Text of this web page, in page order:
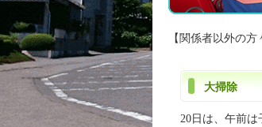
【関係者以外の
大掃除
20日は、午前は